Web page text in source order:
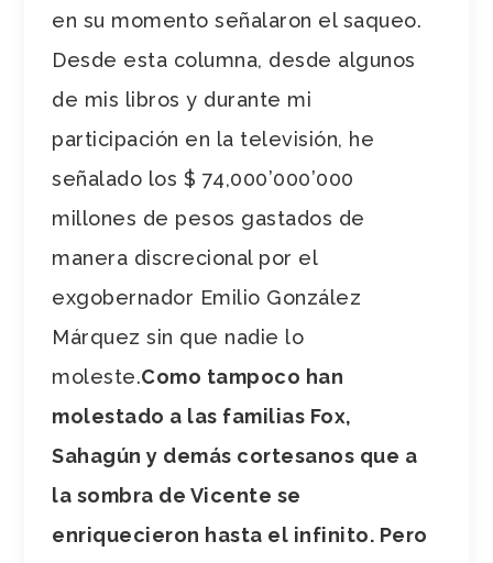
en su momento señalaron el saqueo.
Desde esta columna, desde algunos
de mis libros y durante mi
participación en la televisión, he
señalado los $ 74,000’000’000
millones de pesos gastados de
manera discrecional por el
exgobernador Emilio González
Márquez sin que nadie lo
moleste.Como tampoco han
molestado a las familias Fox,
Sahagún y demás cortesanos que a
la sombra de Vicente se
enriquecieron hasta el infinito. Pero